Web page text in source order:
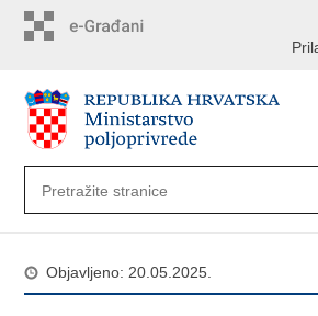
Objavljeno: 20.05.2025.